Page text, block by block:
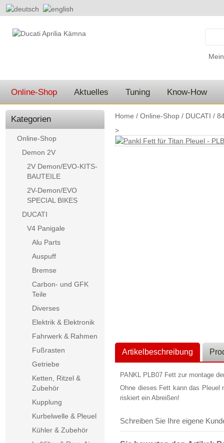
Online-Shop Aktuelles Tuning Know-How
Home / Online-Shop / DUCATI /
>
Artikelbeschreibung
PANKL PLB07 Fett zur montage
Ohne dieses Fett kann das Pleuel
riskiert ein Abreißen!
Schreiben Sie Ihre eigene
Kategorien
Online-Shop
Demon 2V
2V Demon/EVO-KITS-
BAUTEILE
2V-Demon/EVO
SPECIAL BIKES
DUCATI
V4 Panigale
Alu Parts
Auspuff
Bremse
Carbon- und GFK
Teile
Diverses
Elektrik & Elektronik
Fahrwerk & Rahmen
Fußrasten
Getriebe
Ketten, Ritzel &
Zubehör
Kupplung
Kurbelwelle & Pleuel
Kühler & Zubehör